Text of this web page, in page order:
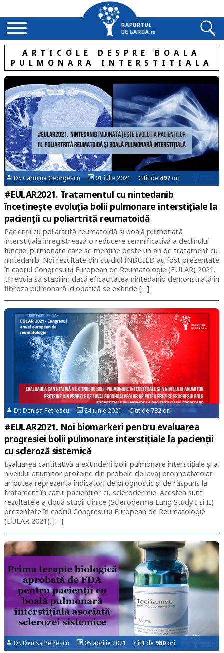
ARTICOLE DESPRE BOALA
PULMONARA INTERSTITIALA
Dr. Carmina Georgescu 01 iulie 2021 Citit de 497ori
#EULAR2021. Tratamentul cu nintedanib
încetinește evoluția bolii pulmonare interstițiale la
pacienții cu poliartrită reumatoidă
Pacienții cu poliartrită reumatoidă și boală pulmonară
interstițială înregistrează o reducere semnificativă a declinului
funcției pulmonare care se menține peste un an de tratament cu
nintedanib. Noi rezultate din studiul INBUILD au fost prezentate
în cadrul Congresului European de Reumatologie (EULAR) 2021.
„Trebuia să stabilim dacă eficacitatea nintedanib demonstrată în
fibroza pulmonară idiopatică se extinde […]
Dr. Denisa Petrescu 24 iunie 2021 Citit de732ori
#EULAR2021. Noi biomarkeri pentru evaluarea
progresiei bolii pulmonare interstițiale la pacienții
cu scleroză sistemică
Evaluarea cantitativă a extinderii bolii pulmonare interstițiale și a
nivelului anumitor proteine din probele de lavaj bronhoalveolar
ar putea reprezenta indicatori de prognostic și de răspuns la
tratament în cazul pacienților cu sclerodermie. Acestea sunt
rezultatele a două studii clinice (Scleroderma Lung Study I și II)
prezentate în cadrul Congresului European de Reumatologie
(EULAR 2021). […]
Dr. Denisa Petrescu 05 aprilie 2021 Citit de 980ori